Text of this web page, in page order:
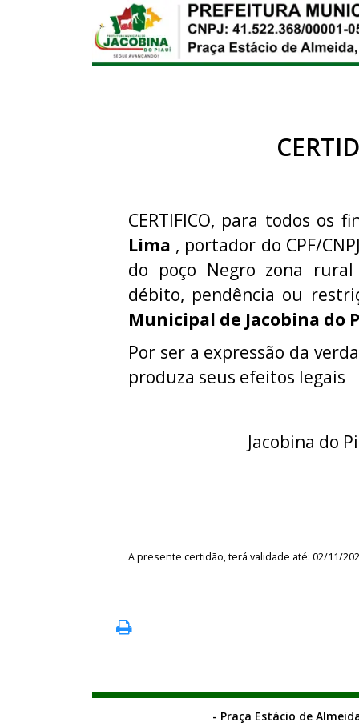
CERTIFICO, para todos os
Lima , portador do CPF/
do poço Negro zona
débito, pendência ou
Municipal de Jacobina do
Por ser a expressão da
produza seus efeitos legais
Jacobina do
A presente certidão, terá validade até: 02/11/
- Praça Estácio de